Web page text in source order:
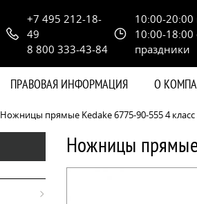
+7 495 212-18-
49
8 800 333-43-84
10:00-20:00
10:00-
праздники
ПРАВОВАЯ ИНФОРМАЦИЯ О
Ножницы прямые Kedake 6775-90-555 4 класс
Ножницы